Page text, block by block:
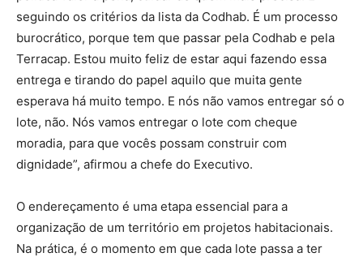
seguindo os critérios da lista da Codhab. É um processo
burocrático, porque tem que passar pela Codhab e pela
Terracap. Estou muito feliz de estar aqui fazendo essa
entrega e tirando do papel aquilo que muita gente
esperava há muito tempo. E nós não vamos entregar só o
lote, não. Nós vamos entregar o lote com cheque
moradia, para que vocês possam construir com
dignidade”, afirmou a chefe do Executivo.
O endereçamento é uma etapa essencial para a
organização de um território em projetos habitacionais.
Na prática, é o momento em que cada lote passa a ter